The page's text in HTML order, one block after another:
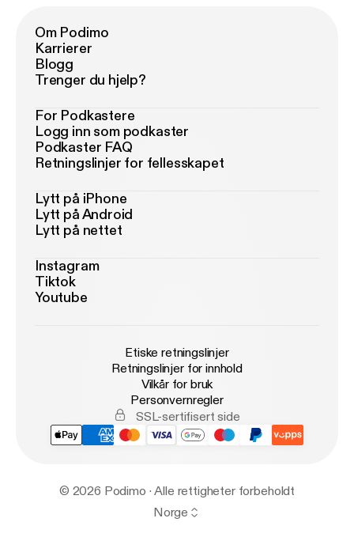
Om Podimo
Karrierer
Blogg
Trenger du hjelp?
For Podkastere
Logg inn som podkaster
Podkaster FAQ
Retningslinjer for fellesskapet
Lytt på iPhone
Lytt på Android
Lytt på nettet
Instagram
Tiktok
Youtube
Etiske retningslinjer
Retningslinjer for innhold
Vilkår for bruk
Personvernregler
SSL-sertifisert side
© 2026 Podimo · Alle rettigheter forbeholdt
Norge